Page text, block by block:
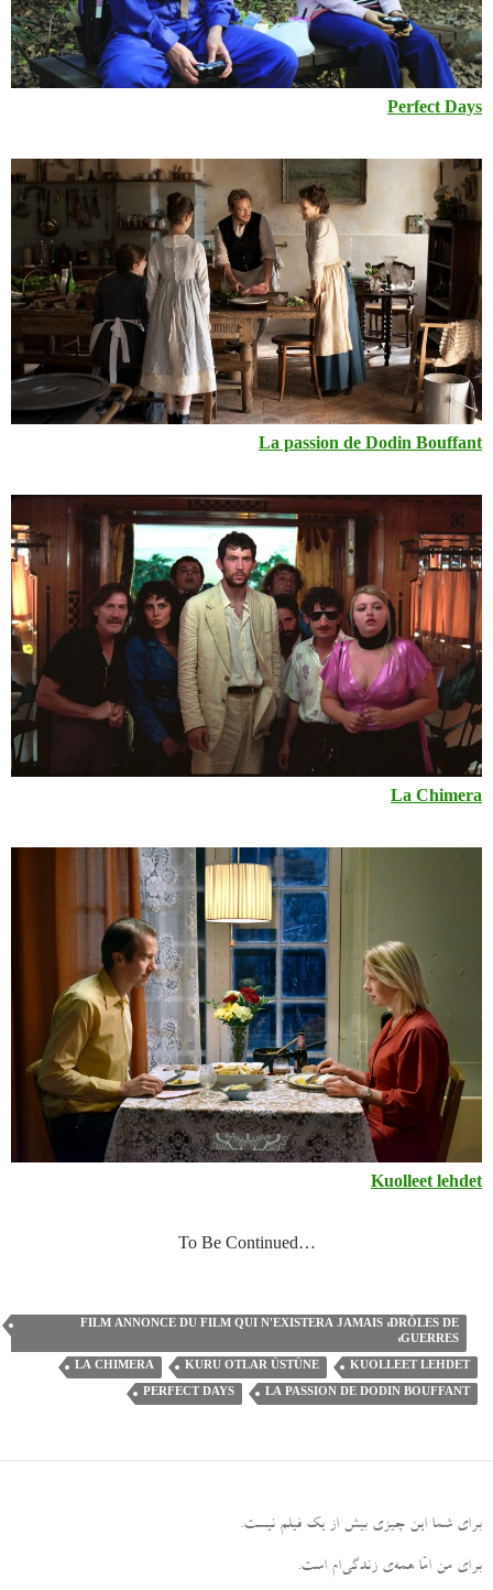
Perfect Days
La passion de Dodin Bouffant
La Chimera
Kuolleet lehdet
…To Be Continued
FILM ANNONCE DU FILM QUI N'EXISTERA JAMAIS «DRÔLES DE
GUERRES»
KUOLLEET LEHDET
KURU OTLAR ÜSTÜNE
LA CHIMERA
LA PASSION DE DODIN BOUFFANT
PERFECT DAYS
برای شما این چیزی بیش از یک فیلم نیست.
برای من امّا همه‌ی زندگی‌ام است.